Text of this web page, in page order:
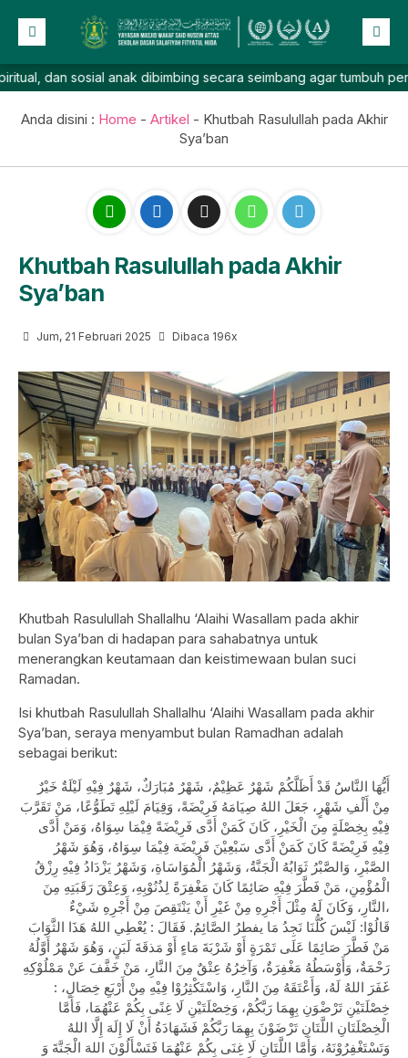
Beranda
Profil
Lainnya
anak dibimbing secara seimbang agar tumbuh percaya
Anda disini : Home - Artikel - Khutbah Rasulullah pada Akhir
Sya’ban
Khutbah Rasulullah pada Akhir
Sya’ban
Jum, 21 Februari 2025 Dibaca 196x
Khutbah Rasulullah Shallalhu ‘Alaihi Wasallam pada akhir
bulan Sya’ban di hadapan para sahabatnya untuk
menerangkan keutamaan dan keistimewaan bulan suci
Ramadan.
Isi khutbah Rasulullah Shallalhu ‘Alaihi Wasallam pada akhir
Sya’ban, seraya menyambut bulan Ramadhan adalah
sebagai berikut:
أَيُّهَا النَّاسُ قَدْ أَظَلَّكُمْ شَهْرٌ عَظِيْمٌ، شَهْرٌ مُبَارَكٌ، شَهْرٌ فِيْهِ لَيْلَةٌ خَيْرٌ
مِنْ أَلْفِ شَهْرٍ، جَعَلَ اللهُ صِيَامَهُ فَرِيْضَةً، وَقِيَامَ لَيْلِهِ تَطَوُّعًا، مَنْ تَقَرَّبَ
فِيْهِ بِخِصْلَةٍ مِنَ الْخَيْرِ، كَانَ كَمَنْ أَدَّى فَرِيْضَةً فِيْمَا سِوَاهُ، وَمَنْ أَدَّى
فِيْهِ فَرِيْضَةً كَانَ كَمَنْ أَدَّى سَبْعِيْنَ فَرِيْضَة فِيْمَا سِوَاهُ، وَهُوَ شَهْرُ
الصَّبْرِ، وَالصَّبْرُ ثَوَابُهُ الْجَنَّةُ، وَشَهْرُ الْمُوَاسَاةِ، وَشَهْرٌ يَزْدَادُ فِيْهِ رِزْقُ
الْمُؤْمِنِ، مَنْ فَطَّرَ فِيْهِ صَائِمًا كَانَ مَغْفِرَةً لِذُنُوْبِهِ، وَعِتْقَ رَقَبَتِهِ مِنَ
النَّارِ، وَكَانَ لَهُ مِثْلَ أَجْرِهِ مِنْ غَيْرِ أَنْ يَنْتَقِصَ مِنْ أَجْرِهِ شَيْءٌ،
قَالُوْا: لَيْسَ كُلُّنَا نَجِدُ مَا يفطرُ الصَّائِمُ. فَقَالَ : يُعْطِي اللهُ هَذَا الثَّوَابَ
مَنْ فَطَّرَ صَائِمًا عَلَى تَمْرَةٍ أَوْ شَرْبَةَ مَاءٍ أَوْ مَذقَةَ لَبَنٍ، وَهُوَ شَهْرٌ أَوَّلُهُ
رَحْمَةٌ، وَأَوْسَطُهُ مَغْفِرَةٌ، وَآخِرُهُ عِتْقٌ مِنَ النَّارِ، مَنْ خَفَّفَ عَنْ مَمْلُوْكِهِ
غَفَرَ اللهُ لَهُ، وَأَعْتَقَهُ مِنَ النَّارِ، وَاسْتَكْثِرُوْا فِيْهِ مِنْ أَرْبَعِ خِصَالٍ، :
خِصْلَتَيْنِ تَرْضْوَنِ بِهِمَا رَبَّكُمْ، وَخِصْلَتَيْنِ لَا غِنًى بِكُمْ عَنْهُمَا، فَأَمَّا
الْخِصْلَتَانِ اللَّتَانِ تَرْضَوْنَ بِهِمَا رَبَّكُمْ فَشَهَادَةُ أَنْ لَا إِلَهَ إِلَّا اللهُ
وَتَسْتَغْفِرُوْنَهُ، وَأَمَّا اللَّتَانِ لَا غِنَى بِكُمْ عَنْهُمَا فَتَسْأَلُوْنَ اللهَ الْجَنَّةَ وَ